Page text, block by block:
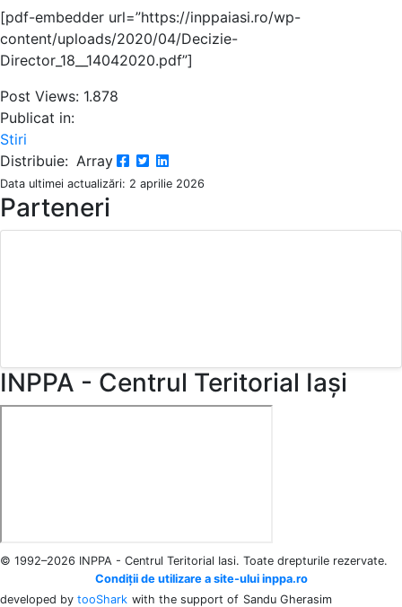
[pdf-embedder url=”https://inppaiasi.ro/wp-
content/uploads/2020/04/Decizie-
Director_18__14042020.pdf”]
Post Views: 1.878
Publicat in:
Stiri
Distribuie: Array
Data ultimei actualizări: 2 aprilie 2026
Parteneri
INPPA - Centrul Teritorial Iași
© 1992–2026 INPPA - Centrul Teritorial Iasi. Toate drepturile rezervate.
Condiții de utilizare a site-ului inppa.ro
developed by tooShark with the support of Sandu Gherasim